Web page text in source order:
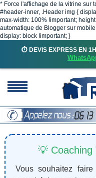
* Force l'affichage de la vitrine sur
#header-inner, .Header img {
max-width: 100% !important;
automatique de Blogger sur
display: block !important; }
⏱️ DEVIS EXPRESS EN
💡 Coaching
Vous souhaitez